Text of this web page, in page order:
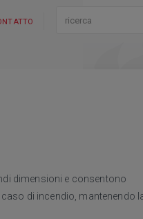
dimensioni e consentono
di incendio, mantenendo